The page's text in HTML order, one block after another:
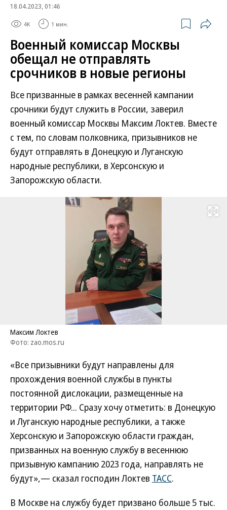
18.04.2023, 01:46
4K 1 мин.
Военный комиссар Москвы
обещал не отправлять
срочников в новые регионы
Все призванные в рамках весенней кампании
срочники будут служить в России, заверил
военный комиссар Москвы Максим Локтев. Вместе
с тем, по словам полковника, призывников не
будут отправлять в Донецкую и Луганскую
народные республики, в Херсонскую и
Запорожскую области.
Развернуть
Максим Локтев
Фото: zao.mos.ru
«Все призывники будут направлены для
прохождения военной службы в пункты
постоянной дислокации, размещенные на
территории РФ... Сразу хочу отметить: в Донецкую
и Луганскую народные республики, а также
Херсонскую и Запорожскую области граждан,
призванных на военную службу в весеннюю
призывную кампанию 2023 года, направлять не
будут»,— сказал господин Локтев ТАСС.
В Москве на службу будет призвано больше 5 тыс.